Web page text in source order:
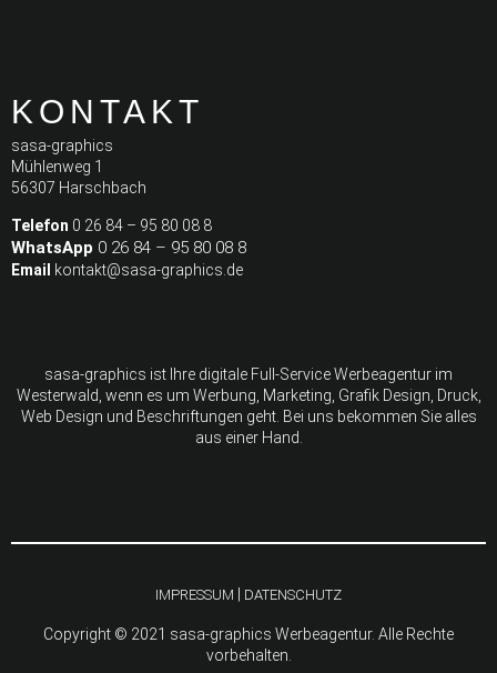
KONTAKT
sasa-graphics
Mühlenweg 1
56307 Harschbach
Telefon 0 26 84 – 95 80 08 8
WhatsApp 0 26 84 – 95 80 08 8
Email kontakt@sasa-graphics.de
sasa-graphics ist Ihre digitale Full-Service Werbeagentur im
Westerwald, wenn es um Werbung, Marketing, Grafik Design, Druck,
Web Design und Beschriftungen geht. Bei uns bekommen Sie alles
aus einer Hand.
IMPRESSUM DATENSCHUTZ
Copyright © 2021 sasa-graphics Werbeagentur. Alle Rechte
vorbehalten.